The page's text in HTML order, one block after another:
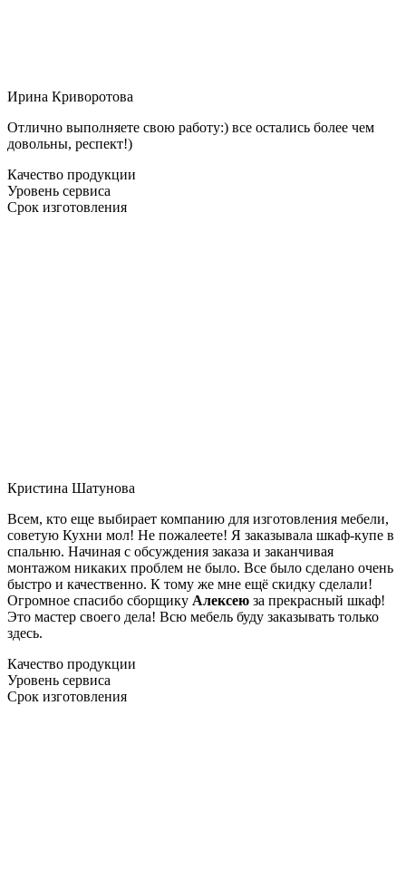
Ирина Криворотова
Отлично выполняете свою работу:) все остались более чем
довольны, респект!)
Качество продукции
Уровень сервиса
Срок изготовления
Кристина Шатунова
Всем, кто еще выбирает компанию для изготовления мебели,
советую Кухни мол! Не пожалеете! Я заказывала шкаф-купе в
спальню. Начиная с обсуждения заказа и заканчивая
монтажом никаких проблем не было. Все было сделано очень
быстро и качественно. К тому же мне ещё скидку сделали!
Огромное спасибо сборщику Алексею за прекрасный шкаф!
Это мастер своего дела! Всю мебель буду заказывать только
здесь.
Качество продукции
Уровень сервиса
Срок изготовления